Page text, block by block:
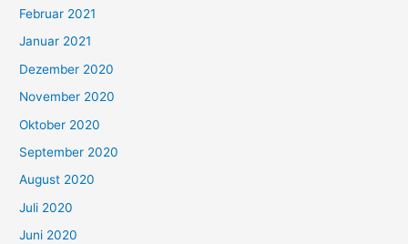
Februar 2021
Januar 2021
Dezember 2020
November 2020
Oktober 2020
September 2020
August 2020
Juli 2020
Juni 2020